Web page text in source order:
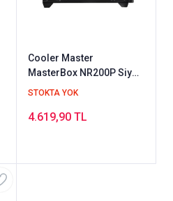
Cooler Master
MasterBox NR200P Siyah
USB 3.2 Mini-ITX Kasa
STOKTA YOK
4.619,90 TL